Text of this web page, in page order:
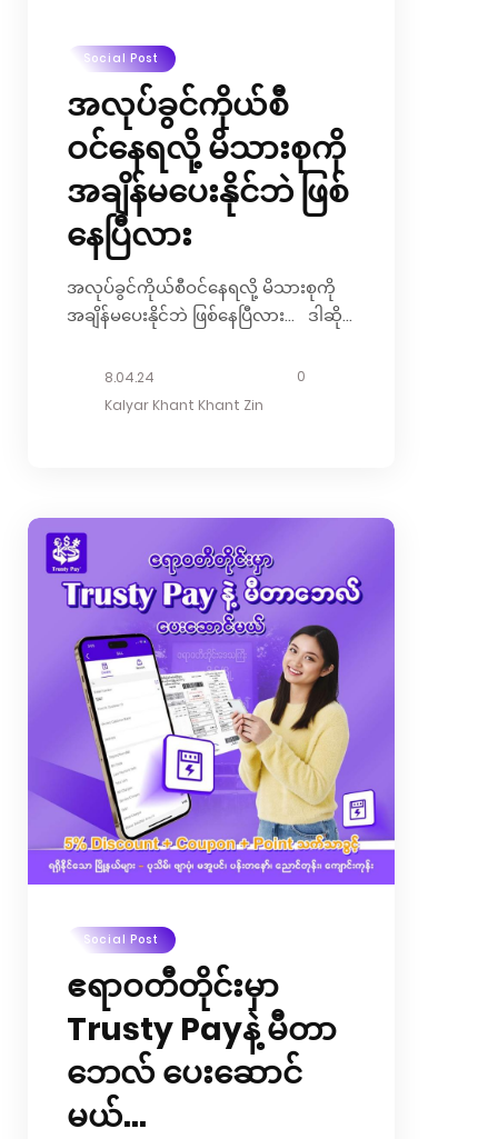
Social Post
အလုပ်ခွင်ကိုယ်စီ
ဝင်နေရလို့ မိသားစုကို
အချိန်မပေးနိုင်ဘဲ ဖြစ်
နေပြီလား
အလုပ်ခွင်ကိုယ်စီဝင်နေရလို့ မိသားစုကို
အချိန်မပေးနိုင်ဘဲ ဖြစ်နေပြီလား… ဒါဆို
မိသားစုလေးနဲ့အတူ ပျော်ရွှင်စရာအချိန်
လေးဖန်တီးချင်တယ်ဆိုရင်တော့ရုပ်ရှင်
ကောင်းများကို ကြည့်နိုင်တဲ့ NetFlix, iFlix,
Viu Movie, Mahar Movie, LaLaKyi
Movie, Hulu Plus အစရှိတဲ့ Movie Gift
Card တွေ ဝယ်လို့ရနေပြီဖြစ်လို့ အားလုံး
အဆင်သင့်ပဲပေါ့ . . . ကောင်းမွန်တဲ့ အချိန်
တွေကို ချစ်ရတဲ့ မိသားစုတွေနဲ့ Movie
Date လုပ်ရင်း...
8.04.24
0
Kalyar Khant Khant Zin
Social Post
ဧရာဝတီတိုင်းမှာ
Trusty Payနဲ့ မီတာ
ဘေလ် ပေးဆောင်
မယ်…